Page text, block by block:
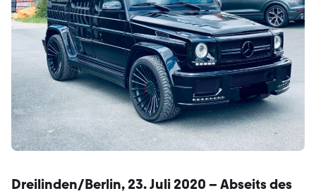
Dreilinden/Berlin, 23. Juli 2020 – Abseits des